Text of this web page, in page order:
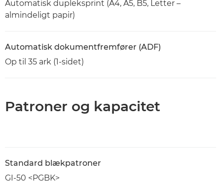
Automatisk dupleksprint (A4, A5, B5, Letter –
almindeligt papir)
Automatisk dokumentfremfører (ADF)
Op til 35 ark (1-sidet)
Patroner og kapacitet
Standard blækpatroner
GI-50 <PGBK>